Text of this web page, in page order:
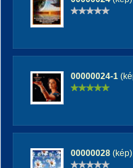
00000024-1
00000028 (kép)